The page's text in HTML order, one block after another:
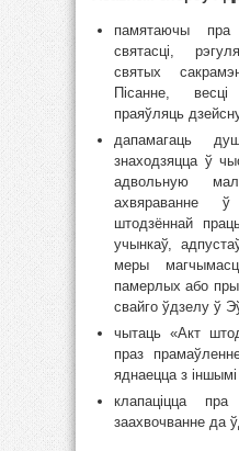
памятаючы пра
святасці,
святых
Пісанне,
праяўляць
дапамагаць
знаходзяцца ў
адвольную
ахвяраванне
штодзённай
учынкаў,
меры
памерлых або
свайго ўдзелу ў
чытаць «Акт
праз
яднаецца з іншымі
клапаціцца
заахвочванне да